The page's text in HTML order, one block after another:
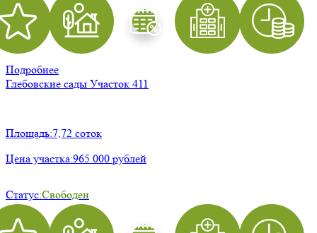
Подробнее
Глебовские сады Участок 411
Площадь:7,72 соток
Цена участка:965 000 рублей
Статус:Свободен